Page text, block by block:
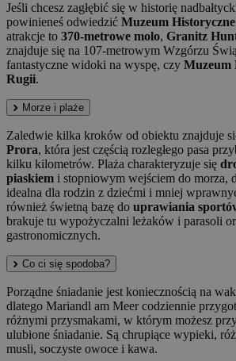
Jeśli chcesz zagłębić się w historię
powinieneś odwiedzić Muzeum
atrakcje to 370-metrowe molo, Granitz
znajduje się na 107-metrowym Wzgórzu
fantastyczne widoki na wyspę, czy Muzeum
Rugii.
Morze i plaże
Zaledwie kilka kroków od obiektu znajduje
Prora, która jest częścią rozległego pasa
kilku kilometrów. Plaża charakteryzuje się
piaskiem i stopniowym wejściem do morza,
idealna dla rodzin z dziećmi i mniej
również świetną bazę do uprawiania
brakuje tu wypożyczalni leżaków i parasoli
gastronomicznych.
Co ci się spodoba?
Porządne śniadanie jest koniecznością na
dlatego Mariandl am Meer codziennie
różnymi przysmakami, w którym możesz
ulubione śniadanie. Są chrupiące wypieki,
musli, soczyste owoce i kawa.